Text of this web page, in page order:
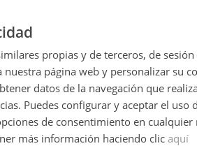
propias y de terceros, de
página web y personalizar su
datos de la navegación que
Puedes configurar y aceptar el uso
de consentimiento en
más información haciendo clic aquí